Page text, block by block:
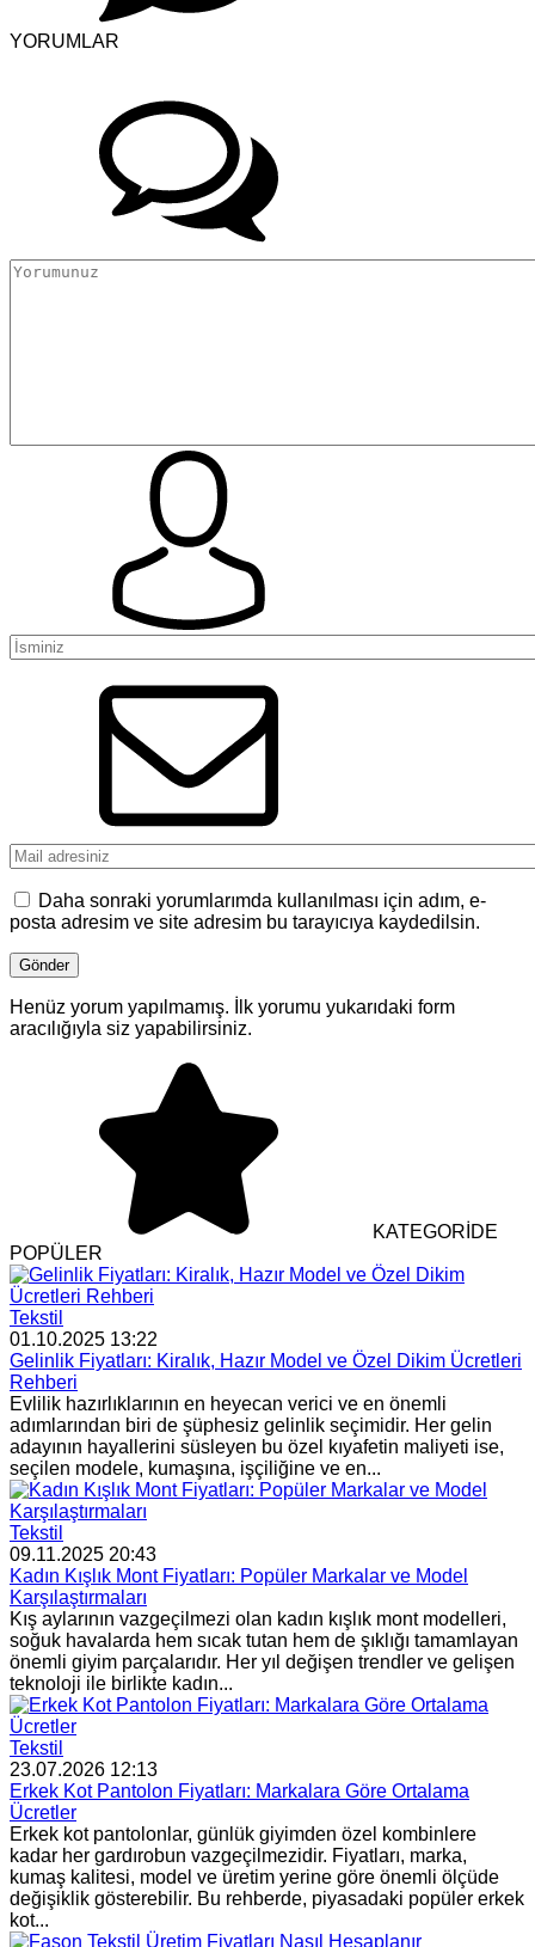
YORUMLAR
Daha sonraki yorumlarımda kullanılması için adım, e-
posta adresim ve site adresim bu tarayıcıya kaydedilsin.
Henüz yorum yapılmamış. İlk yorumu yukarıdaki form
aracılığıyla siz yapabilirsiniz.
KATEGORİDE
POPÜLER
Tekstil
01.10.2025 13:22
Gelinlik Fiyatları: Kiralık, Hazır Model ve Özel Dikim Ücretleri
Rehberi
Evlilik hazırlıklarının en heyecan verici ve en önemli
adımlarından biri de şüphesiz gelinlik seçimidir. Her gelin
adayının hayallerini süsleyen bu özel kıyafetin maliyeti ise,
seçilen modele, kumaşına, işçiliğine ve en...
Tekstil
09.11.2025 20:43
Kadın Kışlık Mont Fiyatları: Popüler Markalar ve Model
Karşılaştırmaları
Kış aylarının vazgeçilmezi olan kadın kışlık mont modelleri,
soğuk havalarda hem sıcak tutan hem de şıklığı tamamlayan
önemli giyim parçalarıdır. Her yıl değişen trendler ve gelişen
teknoloji ile birlikte kadın...
Tekstil
23.07.2026 12:13
Erkek Kot Pantolon Fiyatları: Markalara Göre Ortalama
Ücretler
Erkek kot pantolonlar, günlük giyimden özel kombinlere
kadar her gardırobun vazgeçilmezidir. Fiyatları, marka,
kumaş kalitesi, model ve üretim yerine göre önemli ölçüde
değişiklik gösterebilir. Bu rehberde, piyasadaki popüler erkek
kot...